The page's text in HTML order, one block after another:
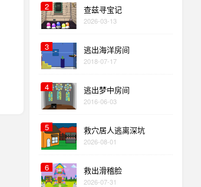
2 查兹寻宝记
2026-03-13
3 逃出海洋房间
2018-07-17
4 逃出梦中房间
2016-06-03
5 救穴居人逃离深坑
2026-08-01
6 救出滑稽脸
2026-07-31